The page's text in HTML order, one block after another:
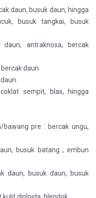
daun, busuk daun, hingga
busuk tangkai, busuk
antraknosa, bercak
daun.
sempit, blas, hingga
bawang pre : bercak ungu,
busuk batang , embun
daun, busuk daun, busuk